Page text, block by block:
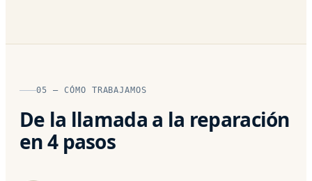
05 — CÓMO TRABAJAMOS
De la llamada a la reparación
en 4 pasos